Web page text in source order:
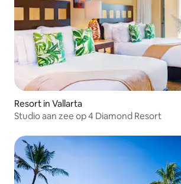
Resort in Vallarta
Studio aan zee op 4 Diamond Resort